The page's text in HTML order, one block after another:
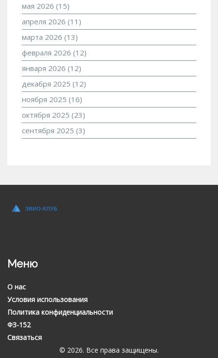
мая 2026 (15)
апреля 2026 (11)
марта 2026 (13)
февраля 2026 (12)
января 2026 (12)
декабря 2025 (12)
ноября 2025 (16)
октября 2025 (23)
сентября 2025 (3)
Меню
О нас
Условия использования
Политика конфиденциальности
ФЗ-152
Связаться
© 2026. Все права защищены.